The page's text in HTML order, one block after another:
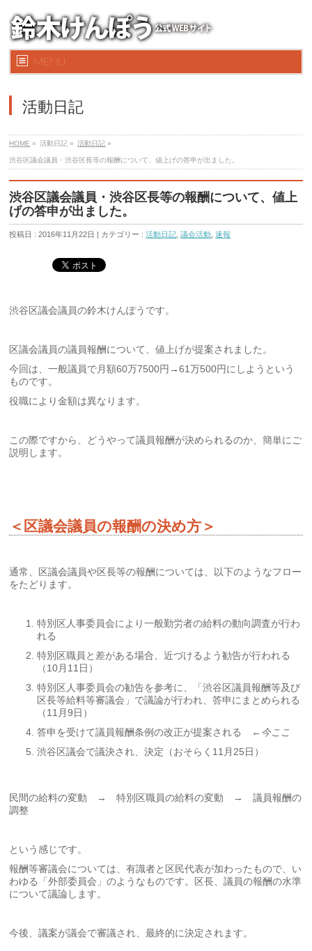
MENU
活動日記
HOME » 活動日記 » 活動日記 »
渋谷区議会議員・渋谷区長等の報酬について、値上げの答申が出ました。
渋谷区議会議員・渋谷区長等の報酬について、値上
げの答申が出ました。
投稿日 : 2016年11月22日 | カテゴリー :活動日記 ,議会活動 ,速報
渋谷区議会議員の鈴木けんぽうです。
区議会議員の議員報酬について、値上げが提案されました。
今回は、一般議員で月額60万7500円→61万500円にしようという
ものです。
役職により金額は異なります。
この際ですから、どうやって議員報酬が決められるのか、簡単にご
説明します。
＜区議会議員の報酬の決め方＞
通常、区議会議員や区長等の報酬については、以下のようなフロー
をたどります。
特別区人事委員会により一般勤労者の給料の動向調査が行わ
れる
特別区職員と差がある場合、近づけるよう勧告が行われる
（10月11日）
特別区人事委員会の勧告を参考に、「渋谷区議員報酬等及び
区長等給料等審議会」で議論が行われ、答申にまとめられる
（11月9日）
答申を受けて議員報酬条例の改正が提案される
←今ここ
渋谷区議会で議決され、決定（おそらく11月25日）
民間の給料の変動 → 特別区職員の給料の変動 → 議員報酬の
調整
という感じです。
報酬等審議会については、有識者と区民代表が加わったもので、い
わゆる「外部委員会」のようなものです。区長、議員の報酬の水準
について議論します。
今後、議案が議会で審議され、最終的に決定されます。